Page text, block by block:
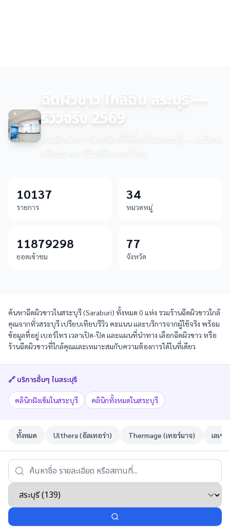
ฉีดผิวขาว ใกล้ฉัน สระบุรี —
รีวิวจริง 2569
รวมฉีดผิวขาวใกล้ฉันที่ดีที่สุดในสระบุรี — เปรียบ
เทียบราคา รีวิวจริง เบอร์โทร
10137
รายการ
34
หมวดหมู่
11879298
ยอดเข้าชม
77
จังหวัด
ค้นหาฉีดผิวขาวในสระบุรี (Saraburi) ทั้งหมด 0 แห่ง รวมร้านฉีดผิวขาวใกล้
คุณจากทั่วสระบุรี เปรียบเทียบรีวิว คะแนน และบริการจากผู้ใช้จริง พร้อม
ข้อมูลที่อยู่ เบอร์โทร เวลาเปิด-ปิด และแผนที่นำทาง เลือกฉีดผิวขาว หรือ
ร้านฉีดผิวขาวที่ใกล้คุณและเหมาะสมกับความต้องการได้ในที่เดียว
🔗 บริการอื่นๆ ในสระบุรี
คลินิกฝังเข็มในสระบุรี คลินิกทั้งหมดในสระบุรี
ทั้งหมด Ulthera (อัลเทอร่า) Thermage (เทอร์มาจ) เลเซ